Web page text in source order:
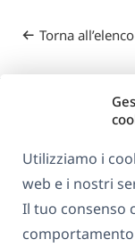
Utilizziamo i
web e i nostri
Il tuo consenso
Torna